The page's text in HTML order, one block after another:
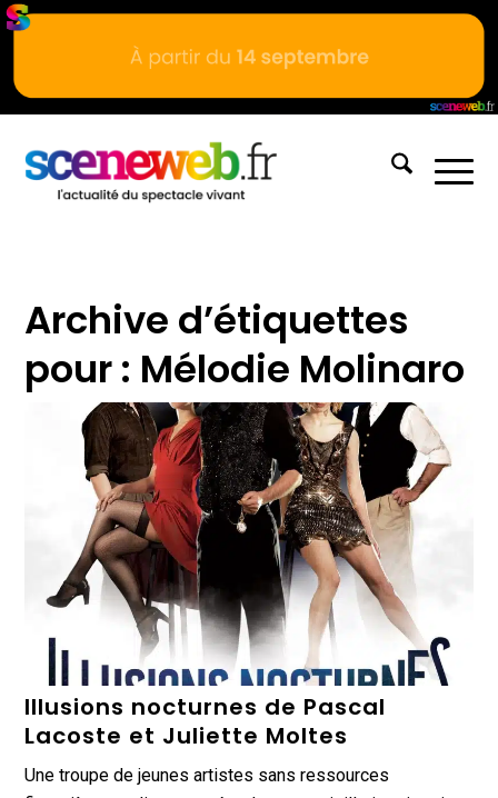
Archive d’étiquettes
pour : Mélodie Molinaro
Illusions nocturnes de Pascal
Lacoste et Juliette Moltes
Une troupe de jeunes artistes sans ressources